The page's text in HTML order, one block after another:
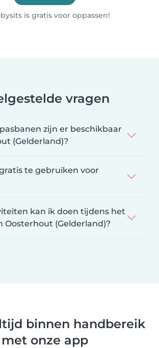
is gratis voor oppassen!
vragen
zijn er beschikbaar
(Gelderland)?
te gebruiken voor
kan ik doen tijdens het
Oosterhout (Gelderland)?
binnen handbereik
met onze app